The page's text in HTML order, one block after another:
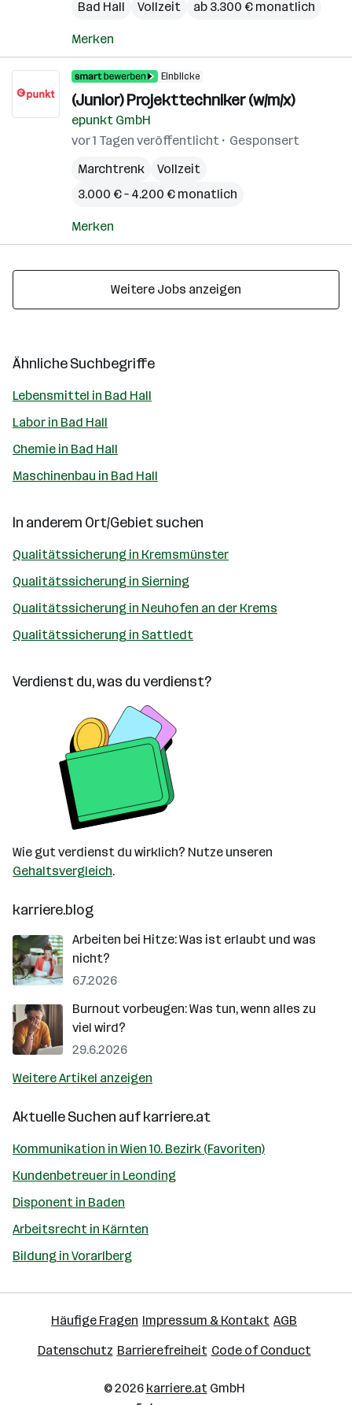
Bad Hall
Vollzeit ab 3.300 € monatlich
Merken
Einblicke
(Junior) Projekttechniker (w/m/x)
epunkt GmbH
vor 1 Tagen veröffentlicht
Gesponsert
Marchtrenk
Vollzeit
3.000 € – 4.200 € monatlich
Merken
Weitere Jobs anzeigen
Ähnliche Suchbegriffe
Lebensmittel in Bad Hall
Labor in Bad Hall
Chemie in Bad Hall
Maschinenbau in Bad Hall
In anderem Ort/Gebiet suchen
Qualitätssicherung in Kremsmünster
Qualitätssicherung in Sierning
Qualitätssicherung in Neuhofen an der Krems
Qualitätssicherung in Sattledt
Verdienst du, was du verdienst?
Wie gut verdienst du wirklich? Nutze unseren
Gehaltsvergleich.
karriere.blog
Arbeiten bei Hitze: Was ist erlaubt und was
nicht?
6.7.2026
Burnout vorbeugen: Was tun, wenn alles zu
viel wird?
29.6.2026
Weitere Artikel anzeigen
Aktuelle Suchen aufkarriere.at
Kommunikation in Wien 10. Bezirk (Favoriten)
Kundenbetreuer in Leonding
Disponent in Baden
Arbeitsrecht in Kärnten
Bildung in Vorarlberg
Häufige Fragen Impressum & Kontakt AGB
Datenschutz Barrierefreiheit Code of Conduct
© 2026 karriere.atGmbH